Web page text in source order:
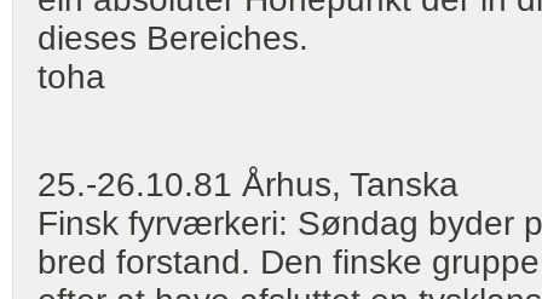
dieses Bereiches.
toha
25.-26.10.81 Århus, Tanska
Finsk fyrværkeri: Søndag byder
bred forstand. Den finske